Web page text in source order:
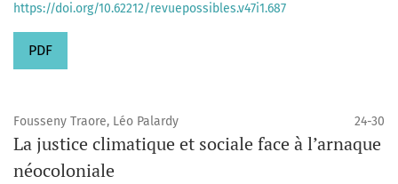
https://doi.org/10.62212/revuepossibles.v47i1.687
PDF
Fousseny Traore, Léo Palardy 24-30
La justice climatique et sociale face à l’arnaque
néocoloniale